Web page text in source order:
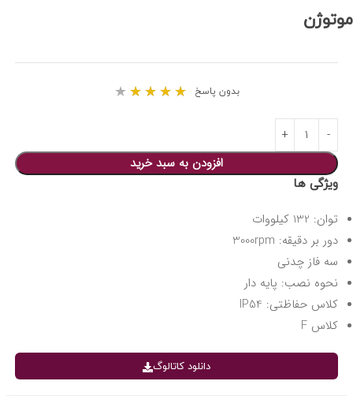
موتوژن
بدون پاسخ ★
★
★
★
★
افزودن به سبد خرید
ویژگی ها
توان: 132 کیلووات
دور بر دقیقه: 3000rpm
سه فاز چدنی
نحوه نصب: پایه دار
کلاس حفاظتی: IP54
کلاس F
دانلود کاتالوگ